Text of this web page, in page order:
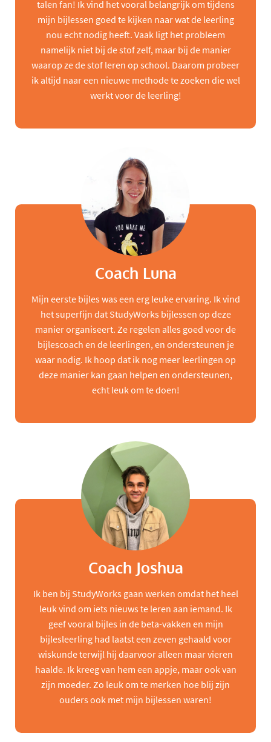
talen fan! Ik vind het vooral belangrijk om tijdens
mijn bijlessen goed te kijken naar wat de leerling
nou echt nodig heeft. Vaak ligt het probleem
namelijk niet bij de stof zelf, maar bij de manier
waarop ze de stof leren op school. Daarom probeer
ik altijd naar een nieuwe methode te zoeken die wel
werkt voor de leerling!
Coach Luna
Mijn eerste bijles was een erg leuke ervaring. Ik vind
het superfijn dat StudyWorks bijlessen op deze
manier organiseert. Ze regelen alles goed voor de
bijlescoach en de leerlingen, en ondersteunen je
waar nodig. Ik hoop dat ik nog meer leerlingen op
deze manier kan gaan helpen en ondersteunen,
echt leuk om te doen!
Coach Joshua
Ik ben bij StudyWorks gaan werken omdat het heel
leuk vind om iets nieuws te leren aan iemand. Ik
geef vooral bijles in de beta-vakken en mijn
bijlesleerling had laatst een zeven gehaald voor
wiskunde terwijl hij daarvoor alleen maar vieren
haalde. Ik kreeg van hem een appje, maar ook van
zijn moeder. Zo leuk om te merken hoe blij zijn
ouders ook met mijn bijlessen waren!